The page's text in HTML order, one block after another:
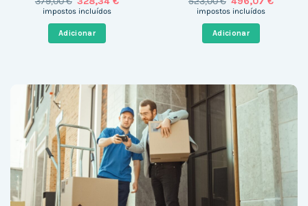
preço
era:
379,00 €.
impostos incluídos
Adicionar
preço
era:
523,00 €.
impostos incluídos
Adicionar